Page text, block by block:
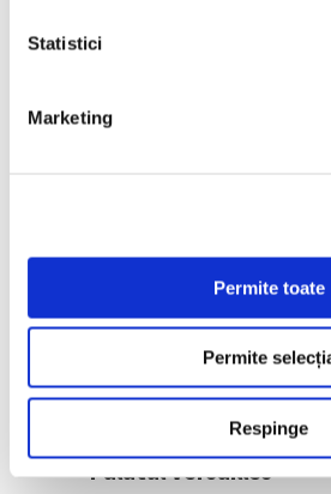
Statistici
Marketing
Permite toate
Permite
Respinge
Prima retrospectivă
cineastului român
Arta grădinilor
Palatul Versailles